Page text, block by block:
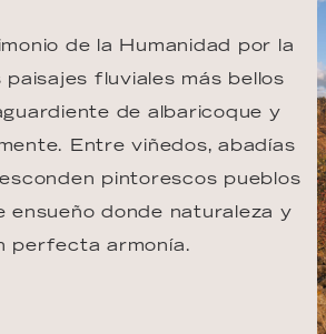
de la Humanidad por la
fluviales más bellos
de albaricoque y
Entre viñedos, abadías
pintorescos pueblos
ensueño donde naturaleza y
perfecta armonía.